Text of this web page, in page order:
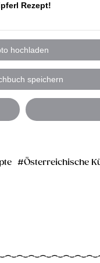
Rezept!
hochladen
speichern
Österreichische